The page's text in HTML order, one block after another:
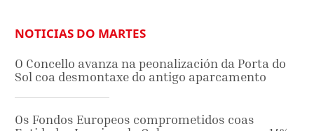
NOTICIAS DO MARTES
O Concello avanza na peonalización da Porta do
Sol coa desmontaxe do antigo aparcamento
Os Fondos Europeos comprometidos coas